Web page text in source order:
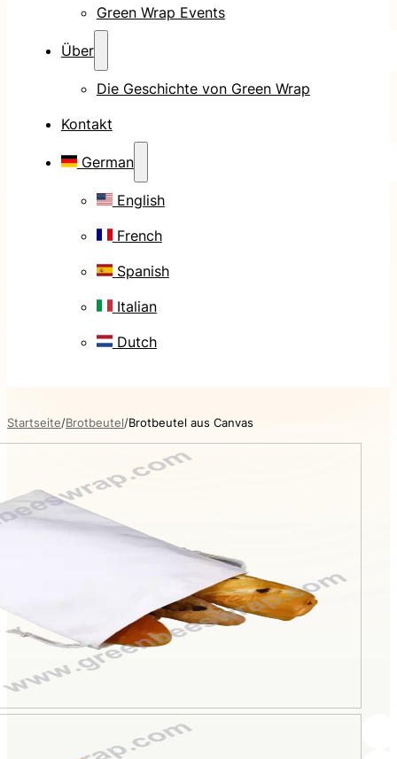
Green Wrap Events
Über
Die Geschichte von Green Wrap
Kontakt
German
English
French
Spanish
Italian
Dutch
Startseite Brotbeutel Brotbeutel aus Canvas